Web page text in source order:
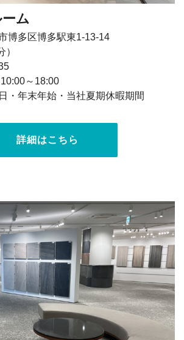
ム
博多区博多駅東1-13-14
）
～18:00
・年末年始・当社夏期休暇期間
詳細はこちら